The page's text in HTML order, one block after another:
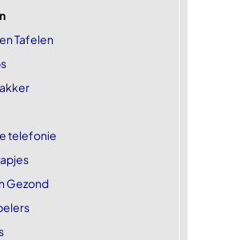
Tafelen
telefonie
Gezond